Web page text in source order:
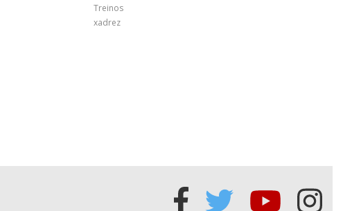
Treinos
xadrez
Acessar
Acessar